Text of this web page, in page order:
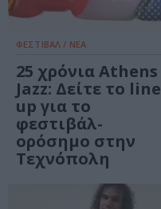
ΦΕΣΤΙΒΑΛ / ΝΕΑ
25 χρόνια Athens
Jazz: Δείτε το line
up για το
φεστιβάλ-
ορόσημο στην
Τεχνόπολη